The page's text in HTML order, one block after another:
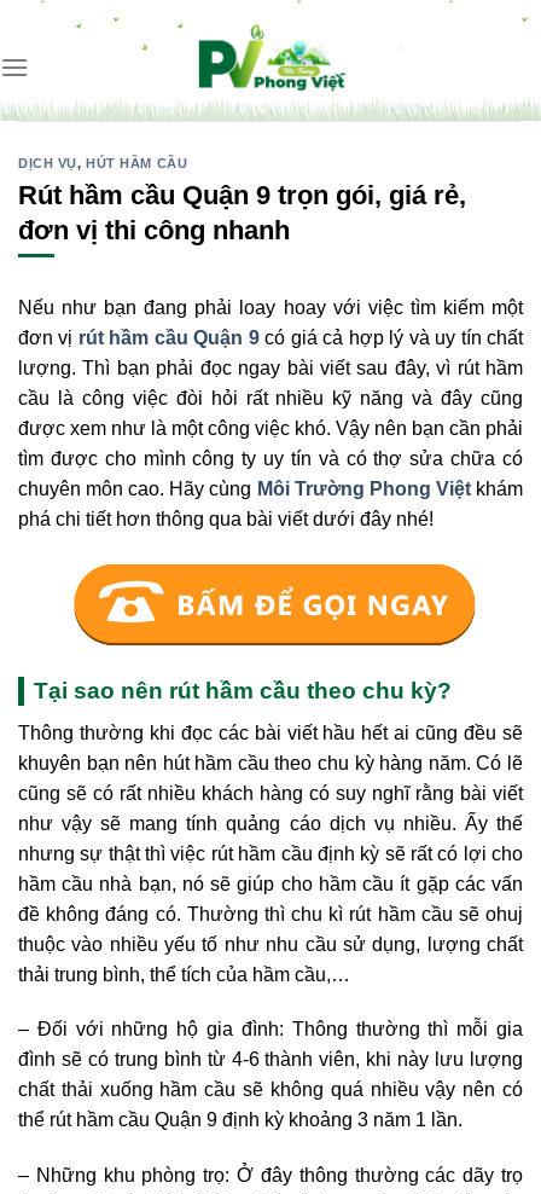
content
DỊCH VỤ,HÚT HẦM CẦU
Rút hầm cầu Quận 9 trọn gói, giá rẻ,
đơn vị thi công nhanh
Nếu như bạn đang phải loay hoay với việc tìm kiếm một
đơn vị rút hầm cầu Quận 9có giá cả hợp lý và uy tín chất
lượng. Thì bạn phải đọc ngay bài viết sau đây, vì rút hầm
cầu là công việc đòi hỏi rất nhiều kỹ năng và đây cũng
được xem như là một công việc khó. Vậy nên bạn cần phải
tìm được cho mình công ty uy tín và có thợ sửa chữa có
chuyên môn cao. Hãy cùng Môi Trường Phong Việtkhám
phá chi tiết hơn thông qua bài viết dưới đây nhé!
Tại sao nên rút hầm cầu theo chu kỳ?
Thông thường khi đọc các bài viết hầu hết ai cũng đều sẽ
khuyên bạn nên hút hầm cầu theo chu kỳ hàng năm. Có lẽ
cũng sẽ có rất nhiều khách hàng có suy nghĩ rằng bài viết
như vậy sẽ mang tính quảng cáo dịch vụ nhiều. Ấy thế
nhưng sự thật thì việc rút hầm cầu định kỳ sẽ rất có lợi cho
hầm cầu nhà bạn, nó sẽ giúp cho hầm cầu ít gặp các vấn
đề không đáng có. Thường thì chu kì rút hầm cầu sẽ ohuj
thuộc vào nhiều yếu tố như nhu cầu sử dụng, lượng chất
thải trung bình, thể tích của hầm cầu,…
– Đối với những hộ gia đình: Thông thường thì mỗi gia
đình sẽ có trung bình từ 4-6 thành viên, khi này lưu lượng
chất thải xuống hầm cầu sẽ không quá nhiều vậy nên có
thể rút hầm cầu Quận 9 định kỳ khoảng 3 năm 1 lần.
– Những khu phòng trọ: Ở đây thông thường các dãy trọ